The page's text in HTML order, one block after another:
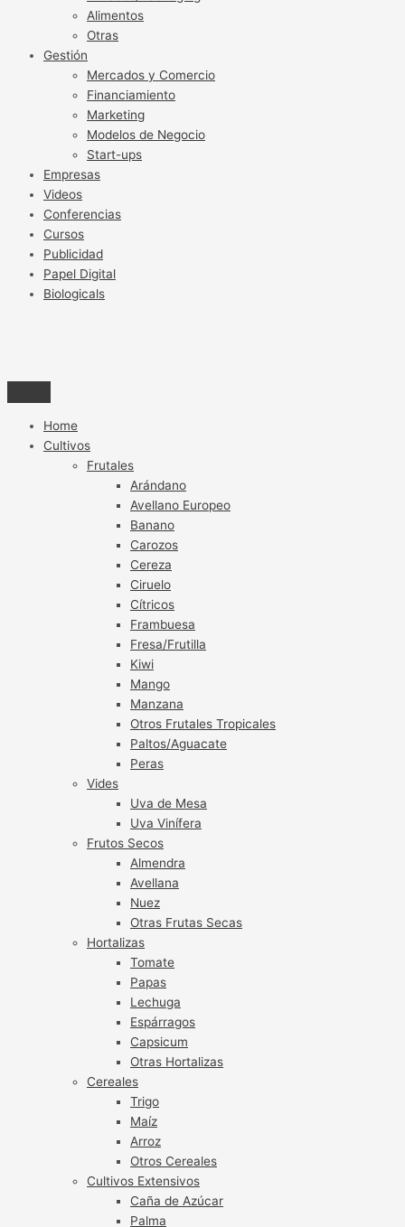
Alimentos
Otras
Gestión
Mercados y Comercio
Financiamiento
Marketing
Modelos de Negocio
Start-ups
Empresas
Videos
Conferencias
Cursos
Publicidad
Papel Digital
Biologicals
Home
Cultivos
Frutales
Arándano
Avellano Europeo
Banano
Carozos
Cereza
Ciruelo
Cítricos
Frambuesa
Fresa/Frutilla
Kiwi
Mango
Manzana
Otros Frutales Tropicales
Paltos/Aguacate
Peras
Vides
Uva de Mesa
Uva Vinífera
Frutos Secos
Almendra
Avellana
Nuez
Otras Frutas Secas
Hortalizas
Tomate
Papas
Lechuga
Espárragos
Capsicum
Otras Hortalizas
Cereales
Trigo
Maíz
Arroz
Otros Cereales
Cultivos Extensivos
Caña de Azúcar
Palma